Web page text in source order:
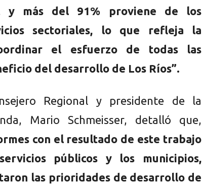
y más del 91% proviene de los
sectoriales, lo que refleja la
el esfuerzo de todas las
del desarrollo de Los Ríos”.
Regional y presidente de la
Mario Schmeisser, detalló que,
con el resultado de este trabajo
públicos y los municipios,
las prioridades de desarrollo de